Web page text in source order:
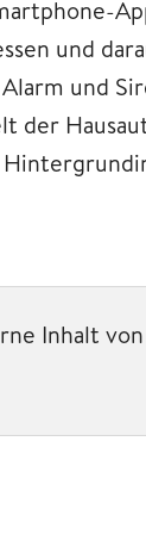
und
und
der
Inhalt